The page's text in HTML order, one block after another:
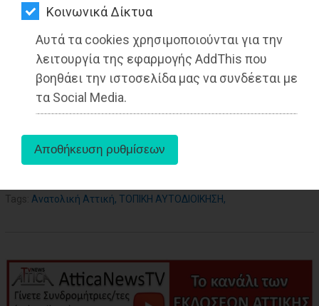
Kοινωνικά Δίκτυα
Αυτά τα cookies χρησιμοποιούνται για την
λειτουργία της εφαρμογής AddThis που
βοηθάει την ιστοσελίδα μας να συνδέεται με
τα Social Media.
ΨΙΘΥΡΟΙ
ΑΠΟΣΤΟΛΗ
ΑΡΘΡΩΝ
Από τo Dimotisnews
aboutus
Tags: Ανατολική Αττική, ΤΟΠΙΚΗ ΑΥΤΟΔΙΟΙΚΗΣΗ,